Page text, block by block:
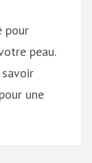
pour
peau.
savoir
une